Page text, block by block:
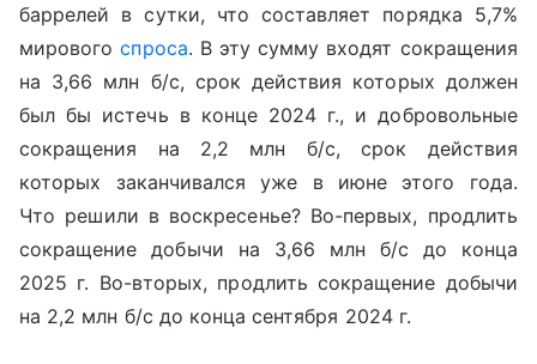
баррелей в сутки, что составляет порядка 5,7%
мировогоспроса. В эту сумму входят сокращения
на 3,66 млн б/с, срок действия которых должен
был бы истечь в конце 2024 г., и добровольные
сокращения на 2,2 млн б/с, срок действия
которых заканчивался уже в июне этого года.
Что решили в воскресенье? Во-первых, продлить
сокращение добычи на 3,66 млн б/с до конца
2025 г. Во-вторых, продлить сокращение добычи
на 2,2 млн б/с до конца сентября 2024 г.